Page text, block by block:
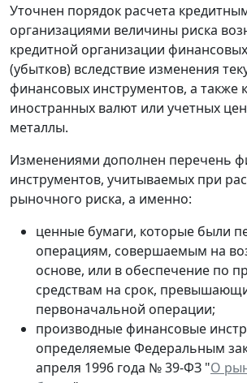
Уточнен порядок расчета
организациями величины риска
кредитной организации
(убытков) вследствие изменения
финансовых инструментов, а также
иностранных валют или учетных
металлы.
Изменениями дополнен перечень
инструментов, учитываемых при
рыночного риска, а именно:
ценные бумаги, которые были
операциям, совершаемым на
основе, или в обеспечение по
средствам на срок,
первоначальной операции;
производные финансовые
определяемые Федеральным
апреля 1996 года № 39-ФЗ "О